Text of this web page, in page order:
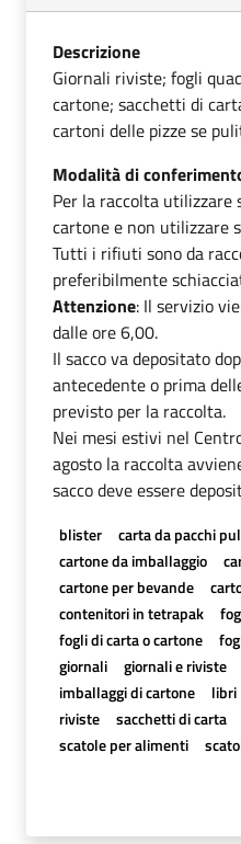
Descrizione
Giornali riviste; fogli
cartone; sacchetti di
cartoni delle pizze se
Modalità di
Per la raccolta utilizzare
cartone e non utilizzare
Tutti i rifiuti sono da
preferibilmente
Attenzione: Il servizio
dalle ore 6,00.
Il sacco va depositato
antecedente o prima
previsto per la raccolta.
Nei mesi estivi nel
agosto la raccolta
sacco deve essere
blister carta da pacchi
cartone da imballaggio
cartone per bevande
contenitori in tetrapak
fogli di carta o cartone
giornali
giornali e riviste
imballaggi di cartone
libri
riviste
sacchetti di carta
scatole per alimenti